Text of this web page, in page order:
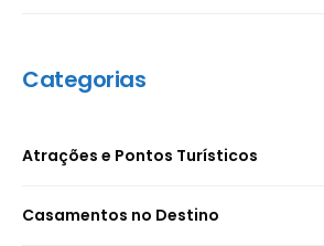
Categorias
Atrações e Pontos Turísticos
Casamentos no Destino